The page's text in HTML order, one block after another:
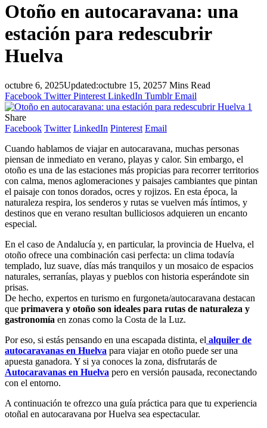
Otoño en autocaravana: una
estación para redescubrir
Huelva
octubre 6, 2025Updated:octubre 15, 20257 Mins Read
Facebook Twitter Pinterest LinkedIn Tumblr Email
Share
Facebook Twitter LinkedIn Pinterest Email
Cuando hablamos de viajar en autocaravana, muchas personas
piensan de inmediato en verano, playas y calor. Sin embargo, el
otoño es una de las estaciones más propicias para recorrer territorios
con calma, menos aglomeraciones y paisajes cambiantes que pintan
el paisaje con tonos dorados, ocres y rojizos. En esta época, la
naturaleza respira, los senderos y rutas se vuelven más íntimos, y
destinos que en verano resultan bulliciosos adquieren un encanto
especial.
En el caso de Andalucía y, en particular, la provincia de Huelva, el
otoño ofrece una combinación casi perfecta: un clima todavía
templado, luz suave, días más tranquilos y un mosaico de espacios
naturales, serranías, playas y pueblos con historia esperándote sin
prisas.
De hecho, expertos en turismo en furgoneta/autocaravana destacan
que primavera y otoño son ideales para rutas de naturaleza y
gastronomía en zonas como la Costa de la Luz.
Por eso, si estás pensando en una escapada distinta, el alquiler de
autocaravanas en Huelva para viajar en otoño puede ser una
apuesta ganadora. Y si ya conoces la zona, disfrutarás de
Autocaravanas en Huelva pero en versión pausada, reconectando
con el entorno.
A continuación te ofrezco una guía práctica para que tu experiencia
otoñal en autocaravana por Huelva sea espectacular.